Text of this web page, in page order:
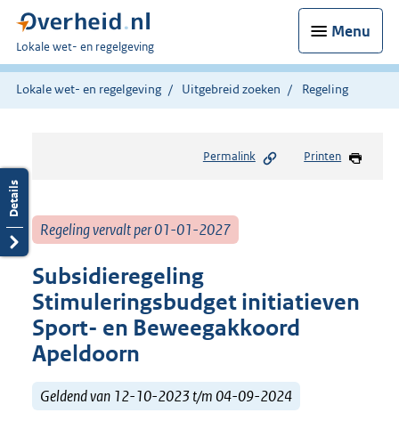
Menu
U
bent
hier:
Lokale wet- en regelgeving
Lokale wet- en regelgeving Uitgebreid zoeken Regeling
Permalink Printen
Regeling vervalt per 01-01-2027
Subsidieregeling
Stimuleringsbudget initiatieven
Sport- en Beweegakkoord
Apeldoorn
Geldend van 12-10-2023 t/m 04-09-2024